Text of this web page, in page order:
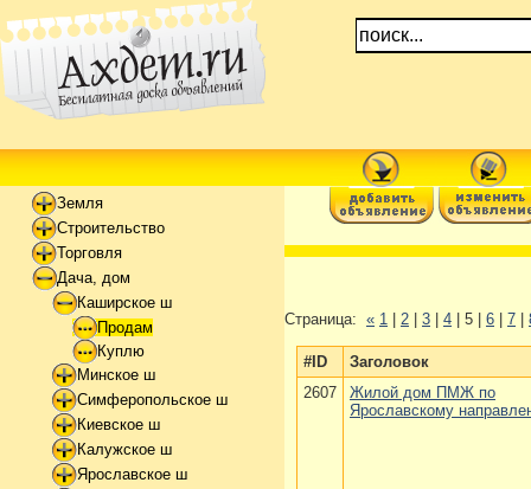
Земля
Строительство
Торговля
Дача, дом
Каширское ш
Продам
Куплю
Минское ш
Симферопольское ш
Киевское ш
Калужское ш
Ярославское ш
Страница: « 1 2 3 4 | 5 | 6 7
#ID
Заголовок
2607
Жилой дом ПМЖ по
Ярославскому